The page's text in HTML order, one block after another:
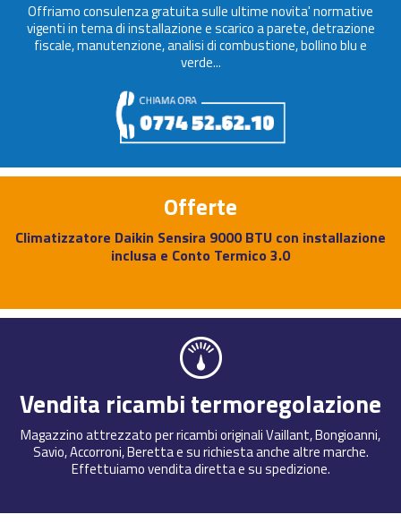
Offriamo consulenza gratuita sulle ultime novita' normative
vigenti in tema di installazione e scarico a parete, detrazione
fiscale, manutenzione, analisi di combustione, bollino blu e
verde...
Offerte
Climatizzatore Daikin Sensira 9000 BTU con installazione
inclusa e Conto Termico 3.0
Vendita ricambi termoregolazione
Magazzino attrezzato per ricambi originali Vaillant, Bongioanni,
Savio, Accorroni, Beretta e su richiesta anche altre marche.
Effettuiamo vendita diretta e su spedizione.